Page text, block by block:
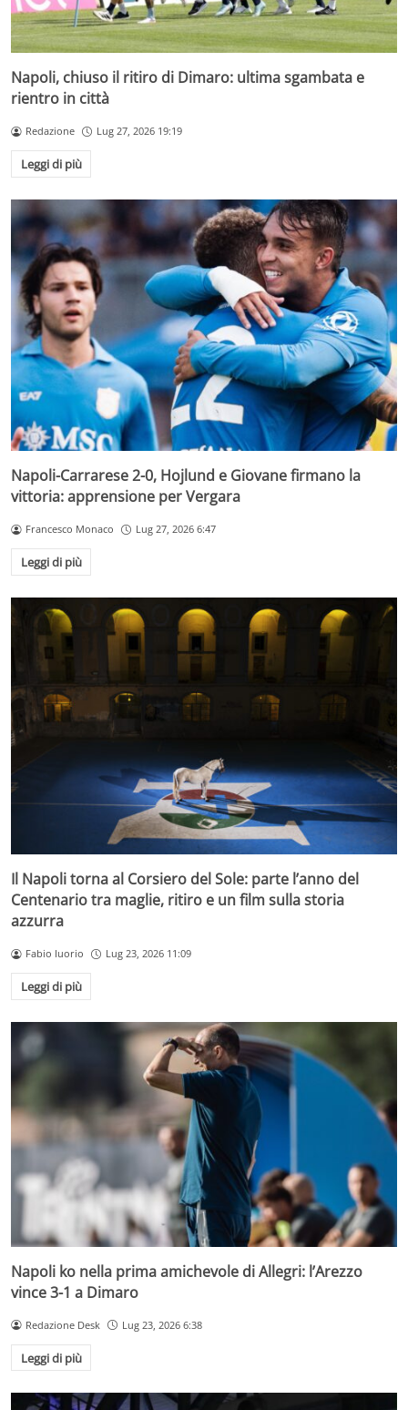
Napoli, chiuso il ritiro di Dimaro: ultima sgambata e
rientro in città
Redazione Lug 27, 2026 19:19
Leggi di più
Napoli-Carrarese 2-0, Hojlund e Giovane firmano la
vittoria: apprensione per Vergara
Francesco Monaco Lug 27, 2026 6:47
Leggi di più
Il Napoli torna al Corsiero del Sole: parte l’anno del
Centenario tra maglie, ritiro e un film sulla storia
azzurra
Fabio Iuorio Lug 23, 2026 11:09
Leggi di più
Napoli ko nella prima amichevole di Allegri: l’Arezzo
vince 3-1 a Dimaro
Redazione Desk Lug 23, 2026 6:38
Leggi di più